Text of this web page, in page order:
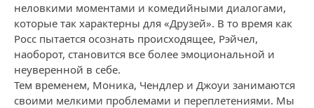
неловкими моментами и комедийными диалогами,
которые так характерны для «Друзей». В то время как
Росс пытается осознать происходящее, Рэйчел,
наоборот, становится все более эмоциональной и
неуверенной в себе.
Тем временем, Моника, Чендлер и Джоуи занимаются
своими мелкими проблемами и переплетениями. Мы